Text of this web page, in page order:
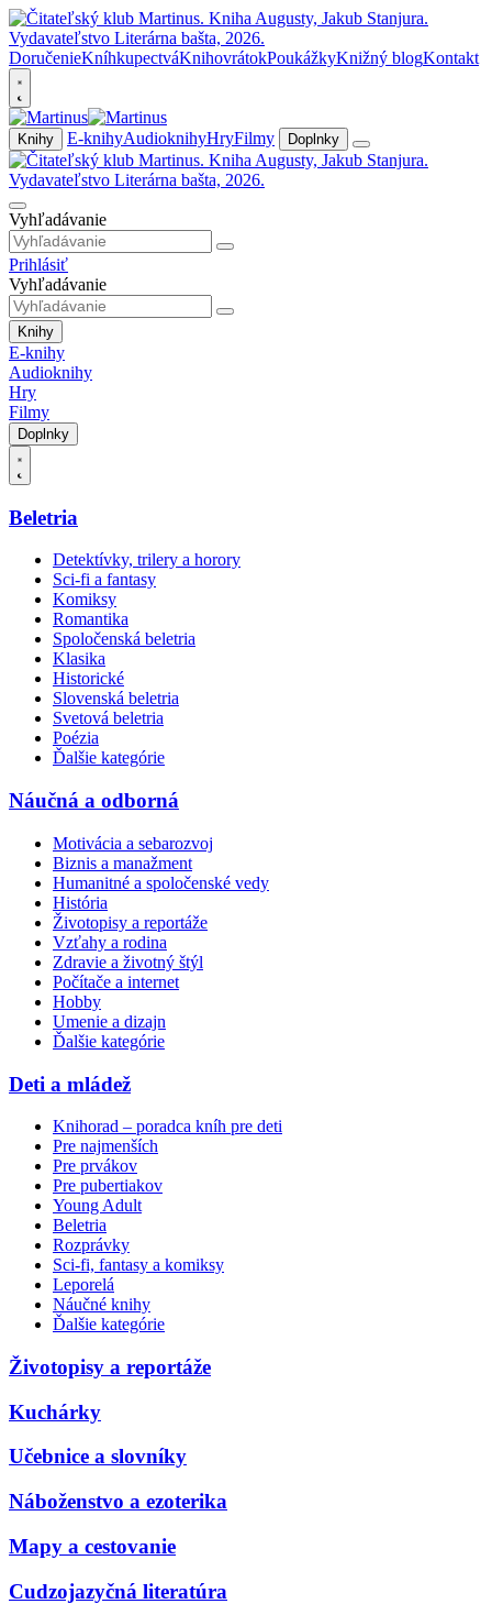
DoručenieKníhkupectváKnihovrátokPoukážkyKnižný blogKontakt
Knihy E-knihyAudioknihyHryFilmy Doplnky
Vyhľadávanie
Prihlásiť
Vyhľadávanie
Knihy
E-knihy
Audioknihy
Hry
Filmy
Doplnky
Beletria
Detektívky, trilery a horory
Sci-fi a fantasy
Komiksy
Romantika
Spoločenská beletria
Klasika
Historické
Slovenská beletria
Svetová beletria
Poézia
Ďalšie kategórie
Náučná a odborná
Motivácia a sebarozvoj
Biznis a manažment
Humanitné a spoločenské vedy
História
Životopisy a reportáže
Vzťahy a rodina
Zdravie a životný štýl
Počítače a internet
Hobby
Umenie a dizajn
Ďalšie kategórie
Deti a mládež
Knihorad – poradca kníh pre deti
Pre najmenších
Pre prvákov
Pre pubertiakov
Young Adult
Beletria
Rozprávky
Sci-fi, fantasy a komiksy
Leporelá
Náučné knihy
Ďalšie kategórie
Životopisy a reportáže
Kuchárky
Učebnice a slovníky
Náboženstvo a ezoterika
Mapy a cestovanie
Cudzojazyčná literatúra